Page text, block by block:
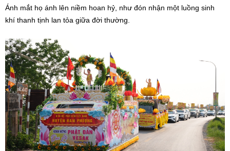
Ánh mắt họ ánh lên niềm hoan hỷ, như đón nhận một luồng sinh
khí thanh tịnh lan tỏa giữa đời thường.